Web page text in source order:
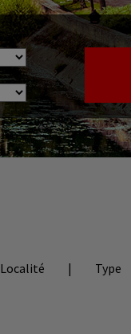
Localité | Type